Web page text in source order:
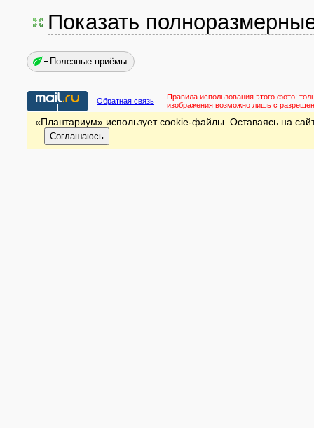
Показать
Полезные приёмы
Обратная связь Правила использования этого фото:
изображения возможно лишь с
«Плантариум» использует cookie-файлы. Оставаясь на
Соглашаюсь